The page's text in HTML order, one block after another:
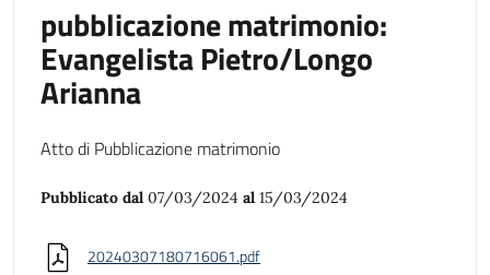
pubblicazione matrimonio:
Evangelista Pietro/Longo
Arianna
Atto di Pubblicazione matrimonio
Pubblicato dal 07/03/2024 al 15/03/2024
20240307180716061.pdf